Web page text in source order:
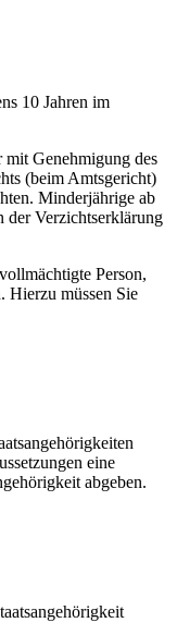
10 Jahren im
Genehmigung des
(beim Amtsgericht)
Minderjährige ab
der Verzichtserklärung
Person,
Hierzu müssen Sie
eine
abgeben.